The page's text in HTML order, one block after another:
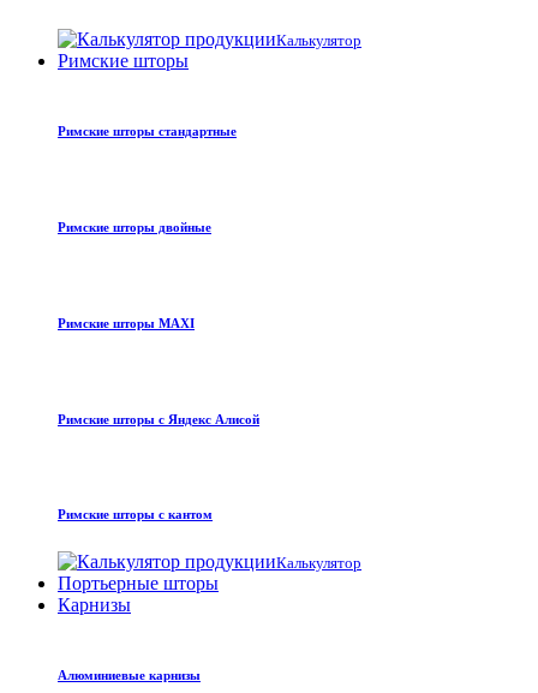
Калькулятор
Римские шторы
Римские шторы стандартные
Римские шторы двойные
Римские шторы MAXI
Римские шторы с Яндекс Алисой
Римские шторы с кантом
Калькулятор
Портьерные шторы
Карнизы
Алюминиевые карнизы